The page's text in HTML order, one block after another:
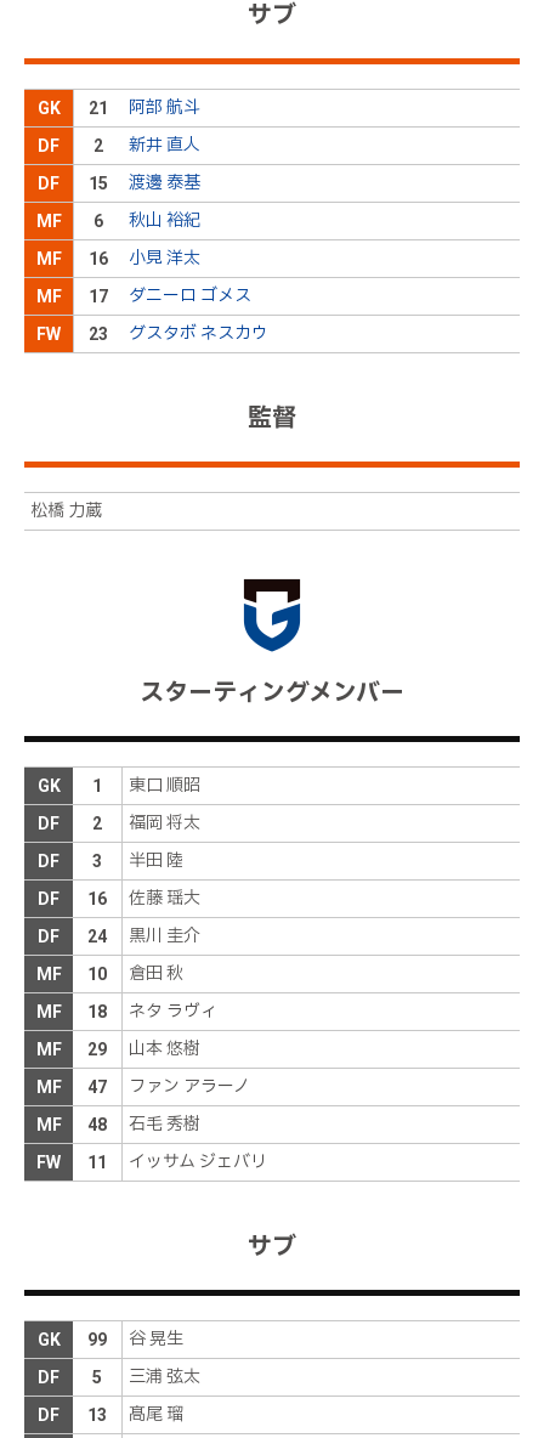
サブ
GK 21 阿部 航斗
DF 2 新井 直人
DF 15 渡邊 泰基
MF 6 秋山 裕紀
MF 16 小見 洋太
MF 17 ダニーロ ゴメス
FW 23 グスタボ ネスカウ
監督
松橋 力蔵
スターティングメンバー
GK 1 東口 順昭
DF 2 福岡 将太
DF 3 半田 陸
DF 16 佐藤 瑶大
DF 24 黒川 圭介
MF 10 倉田 秋
MF 18 ネタ ラヴィ
MF 29 山本 悠樹
MF 47 ファン アラーノ
MF 48 石毛 秀樹
FW 11 イッサム ジェバリ
サブ
GK 99 谷 晃生
DF 5 三浦 弦太
DF 13 髙尾 瑠